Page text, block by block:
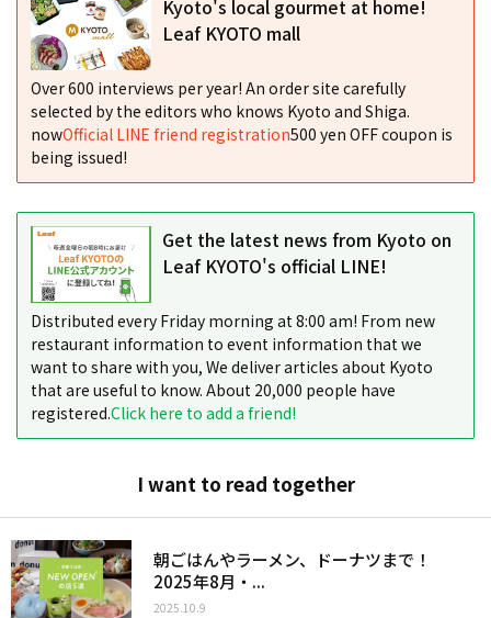
Kyoto's local gourmet at home!
Leaf KYOTO mall
Over 600 interviews per year! An order site carefully
selected by the editors who knows Kyoto and Shiga.
nowOfficial LINE friend registration500 yen OFF coupon is
being issued!
Get the latest news from Kyoto on
Leaf KYOTO's official LINE!
Distributed every Friday morning at 8:00 am! From new
restaurant information to event information that we
want to share with you, We deliver articles about Kyoto
that are useful to know. About 20,000 people have
registered.Click here to add a friend!
I want to read together
朝ごはんやラーメン、ドーナツまで！
2025年8月・...
2025.10.9